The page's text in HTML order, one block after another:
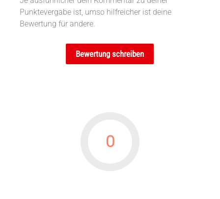
Punktevergabe ist, umso hilfreicher ist deine
Bewertung für andere.
Bewertung schreiben
0